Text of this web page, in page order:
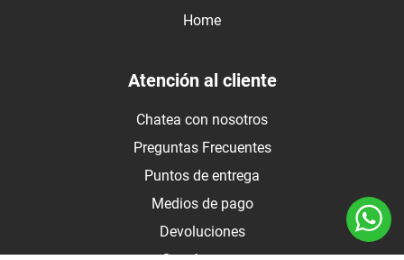
Home
Atención al cliente
Chatea con nosotros
Preguntas Frecuentes
Puntos de entrega
Medios de pago
Devoluciones